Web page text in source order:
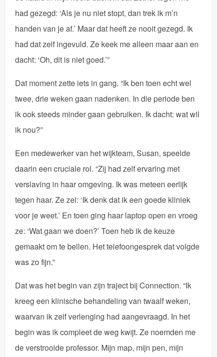
had gezegd: ‘Als je nu niet stopt, dan trek ik m’n
handen van je af.’ Maar dat heeft ze nooit gezegd. Ik
had dat zelf ingevuld. Ze keek me alleen maar aan en
dacht: ‘Oh, dit is niet goed.’”
Dat moment zette iets in gang. “Ik ben toen echt wel
twee, drie weken gaan nadenken. In die periode ben
ik ook steeds minder gaan gebruiken. Ik dacht: wat wil
ik nou?”
Een medewerker van het wijkteam, Susan, speelde
daarin een cruciale rol. “Zij had zelf ervaring met
verslaving in haar omgeving. Ik was meteen eerlijk
tegen haar. Ze zei: ‘Ik denk dat ik een goede kliniek
voor je weet.’ En toen ging haar laptop open en vroeg
ze: ‘Wat gaan we doen?’ Toen heb ik de keuze
gemaakt om te bellen. Het telefoongesprek dat volgde
was zo fijn.”
Dat was het begin van zijn traject bij Connection. “Ik
kreeg een klinische behandeling van twaalf weken,
waarvan ik zelf verlenging had aangevraagd. In het
begin was ik compleet de weg kwijt. Ze noemden me
de verstrooide professor. Mijn map, mijn pen, mijn